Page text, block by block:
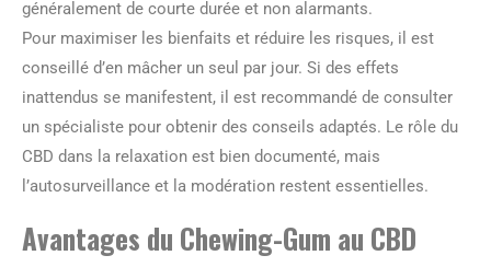
généralement de courte durée et non alarmants.
Pour maximiser les bienfaits et réduire les risques, il est
conseillé d’en mâcher un seul par jour. Si des effets
inattendus se manifestent, il est recommandé de consulter
un spécialiste pour obtenir des conseils adaptés. Le rôle du
CBD dans la relaxation est bien documenté, mais
l’autosurveillance et la modération restent essentielles.
Avantages du Chewing-Gum au CBD